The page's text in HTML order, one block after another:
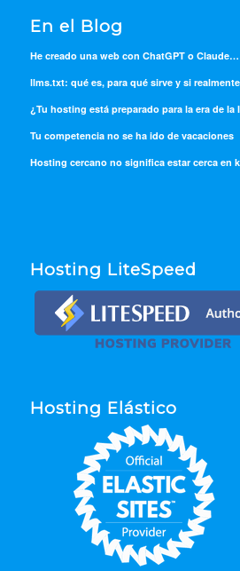
En el Blog
He creado una web con ChatGPT o
llms.txt: qué es, para qué sirve y si
¿Tu hosting está preparado para la era de la
Tu competencia no se ha ido de vacaciones
Hosting cercano no significa estar cerca en
Hosting LiteSpeed
Hosting Elástico